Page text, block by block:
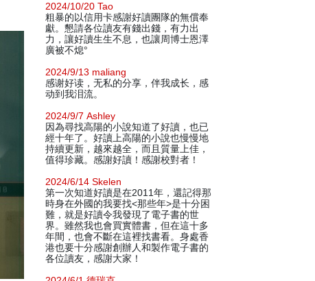
2024/10/20 Tao
粗暴的以信用卡感謝好讀團隊的無償奉
獻。懇請各位讀友有錢出錢，有力出
力，讓好讀生生不息，也讓周博士恩澤
廣被不熄°
2024/9/13 maliang
感谢好读，无私的分享，伴我成长，感
动到我泪流。
2024/9/7 Ashley
因為尋找高陽的小說知道了好讀，也已
經十年了。好讀上高陽的小說也慢慢地
持續更新，越來越全，而且質量上佳，
值得珍藏。感謝好讀！感謝校對者！
2024/6/14 Skelen
第一次知道好讀是在2011年，還記得那
時身在外國的我要找<那些年>是十分困
難，就是好讀令我發現了電子書的世
界。雖然我也會買實體書，但在這十多
年間，也會不斷在這裡找書看。身處香
港也要十分感謝創辦人和製作電子書的
各位讀友，感謝大家！